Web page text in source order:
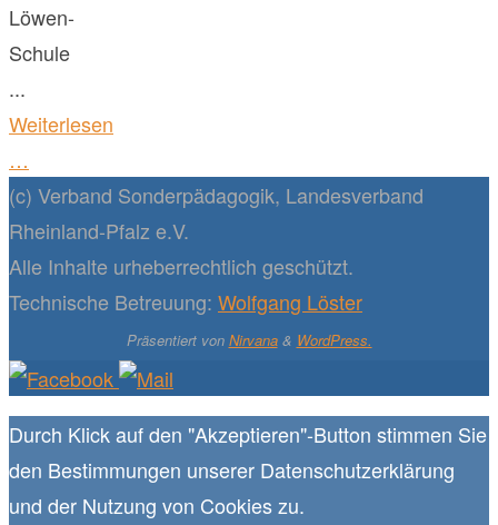
Löwen-
Schule
...
Weiterlesen
…
(c) Verband Sonderpädagogik, Landesverband
Rheinland-Pfalz e.V.
Alle Inhalte urheberrechtlich geschützt.
Technische Betreuung: Wolfgang Löster
Präsentiert von Nirvana& WordPress.
Durch Klick auf den "Akzeptieren"-Button stimmen Sie
den Bestimmungen unserer Datenschutzerklärung
und der Nutzung von Cookies zu.